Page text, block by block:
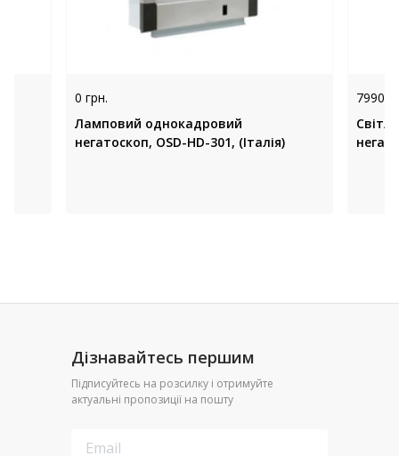
0 грн.
Ламповий однокадровий
негатоскоп, OSD-HD-301, (Італія)
7990
Дізнавайтесь першим
Підписуйтесь на розсилку і отримуйте
актуальні пропозиції на пошту